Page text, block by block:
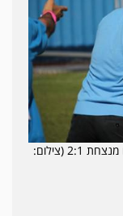
מחזור 17 ליגה א' דרום עונת 2014/15. שעריים מנצחת 2:1 (צילום: